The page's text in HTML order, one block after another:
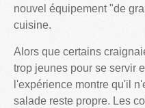
nouvel équipement "de
cuisine.
Alors que certains
trop jeunes pour se servir
l'expérience montre qu'il
salade reste propre. Les